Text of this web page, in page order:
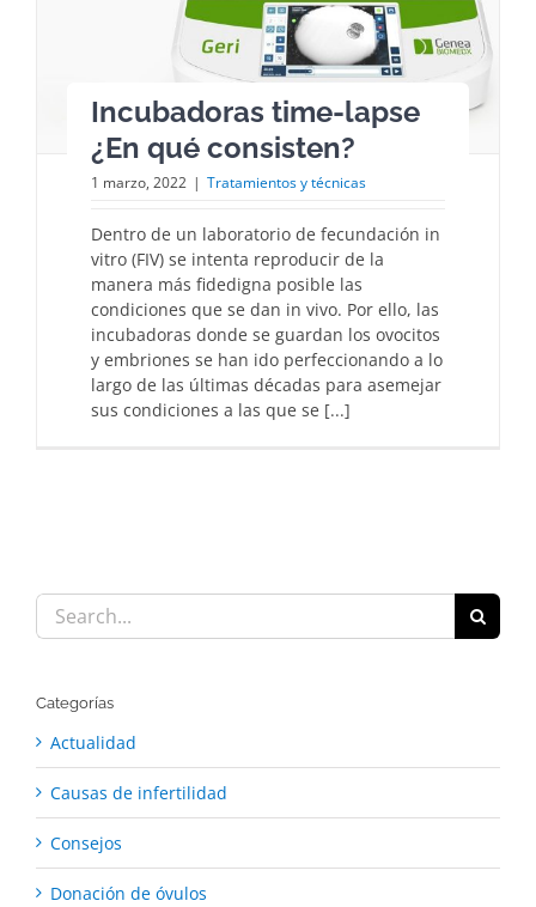
Incubadoras time-lapse
¿En qué consisten?
1 marzo, 2022 | Tratamientos y técnicas
Dentro de un laboratorio de fecundación in
vitro (FIV) se intenta reproducir de la
manera más fidedigna posible las
condiciones que se dan in vivo. Por ello, las
incubadoras donde se guardan los ovocitos
y embriones se han ido perfeccionando a lo
largo de las últimas décadas para asemejar
sus condiciones a las que se [...]
Search
for:
Categorías
Actualidad
Causas de infertilidad
Consejos
Donación de óvulos